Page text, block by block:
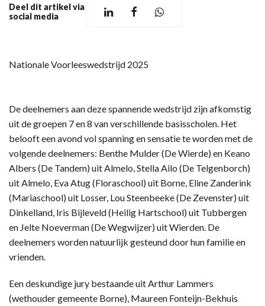
Deel dit artikel via
social media
Nationale Voorleeswedstrijd 2025
De deelnemers aan deze spannende wedstrijd zijn afkomstig
uit de groepen 7 en 8 van verschillende basisscholen. Het
belooft een avond vol spanning en sensatie te worden met de
volgende deelnemers: Benthe Mulder (De Wierde) en Keano
Albers (De Tandem) uit Almelo, Stella Ailo (De Telgenborch)
uit Almelo, Eva Atug (Floraschool) uit Borne, Eline Zanderink
(Mariaschool) uit Losser, Lou Steenbeeke (De Zevenster) uit
Dinkelland, Iris Bijleveld (Heilig Hartschool) uit Tubbergen
en Jelte Noeverman (De Wegwijzer) uit Wierden. De
deelnemers worden natuurlijk gesteund door hun familie en
vrienden.
Een deskundige jury bestaande uit Arthur Lammers
(wethouder gemeente Borne), Maureen Fonteijn-Bekhuis